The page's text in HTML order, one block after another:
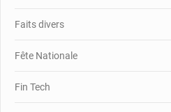
Faits divers
Fête Nationale
Fin Tech